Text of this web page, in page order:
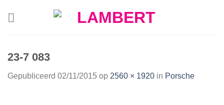
23-7 083
Gepubliceerd 02/11/2015 op 2560 × 1920 in Porsche